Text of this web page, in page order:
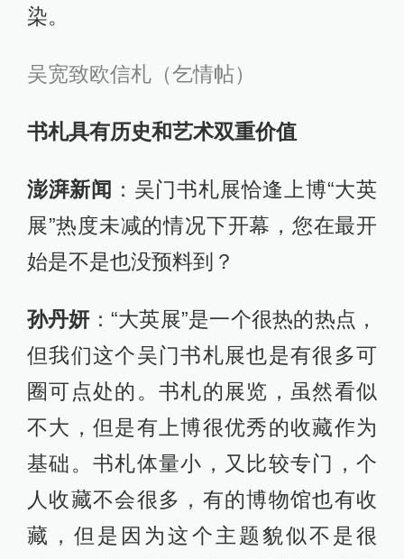
染。
吴宽致欧信札（乞情帖）
书札具有历史和艺术双重价值
澎湃新闻 ：吴门书札展恰逢上博“大英
展”热度未减的情况下开幕，您在最开
始是不是也没预料到？
孙丹妍：“大英展”是一个很热的热点，
但我们这个吴门书札展也是有很多可
圈可点处的。书札的展览，虽然看似
不大，但是有上博很优秀的收藏作为
基础。书札体量小，又比较专门，个
人收藏不会很多，有的博物馆也有收
藏，但是因为这个主题貌似不是很